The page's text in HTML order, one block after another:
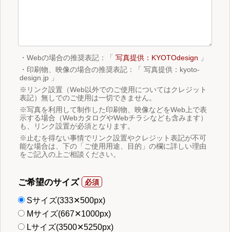
・Webの場合の推奨表記：「 写真提供：KYOTOdesign 」
・印刷物、映像の場合の推奨表記：「 写真提供：kyoto-
design.jp 」
※リンク設置（Web以外でのご使用についてはクレジット
表記）無しでのご使用は一切できません。
※写真を利用して制作した印刷物、映像などをWeb上で表
示する場合（WebカタログやWebチラシなども含みます）
も、リンク設置が必須となります。
※止むを得ない事情でリンク設置やクレジット表記が不可
能な場合は、下の「ご使用用途、目的」の欄に詳しい理由
をご記入の上ご相談ください。
ご希望のサイズ
Sサイズ(333✕500px)
Mサイズ(667✕1000px)
Lサイズ(3500✕5250px)